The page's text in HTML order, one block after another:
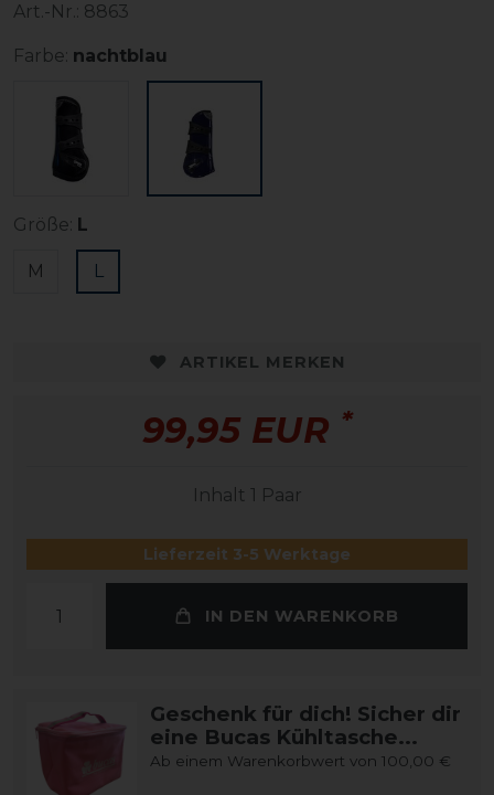
Art.-Nr.: 8863
Farbe: nachtblau
Größe: L
M L
ARTIKEL MERKEN
99,95 EUR *
Inhalt 1 Paar
Lieferzeit 3-5 Werktage
IN DEN WARENKORB
Geschenk für dich! Sicher dir
eine Bucas Kühltasche...
Ab einem Warenkorbwert von 100,00 €